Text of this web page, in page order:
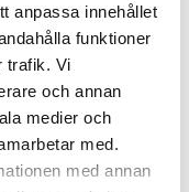
anpassa innehållet
funktioner
trafik. Vi
och annan
medier och
med.
med annan
i 30 graders
och låsta vilket
i pälsen.